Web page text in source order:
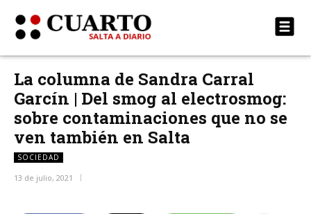
La columna de Sandra Carral
Garcín | Del smog al electrosmog:
sobre contaminaciones que no se
ven también en Salta
SOCIEDAD
13 de julio, 2021